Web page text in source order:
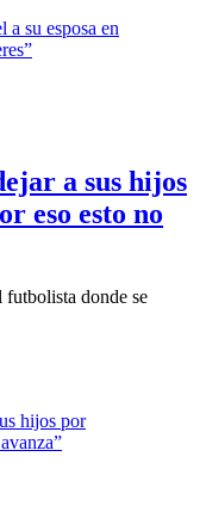
a sus hijos
eso esto no
donde se